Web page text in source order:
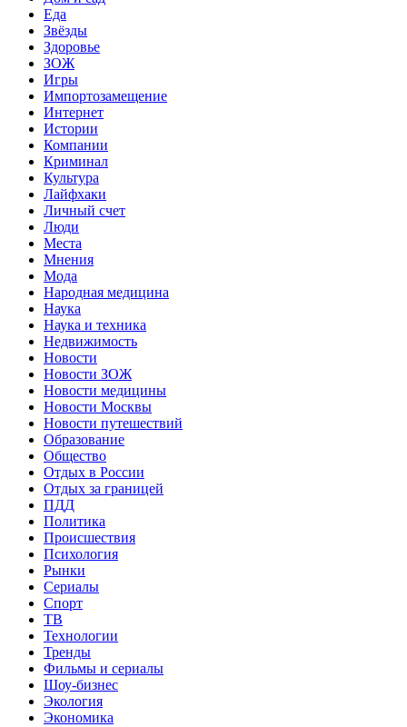
Еда
Звёзды
Здоровье
ЗОЖ
Игры
Импортозамещение
Интернет
Истории
Компании
Криминал
Культура
Лайфхаки
Личный счет
Люди
Места
Мнения
Мода
Народная медицина
Наука
Наука и техника
Недвижимость
Новости
Новости ЗОЖ
Новости медицины
Новости Москвы
Новости путешествий
Образование
Общество
Отдых в России
Отдых за границей
ПДД
Политика
Происшествия
Психология
Рынки
Сериалы
Спорт
ТВ
Технологии
Тренды
Фильмы и сериалы
Шоу-бизнес
Экология
Экономика